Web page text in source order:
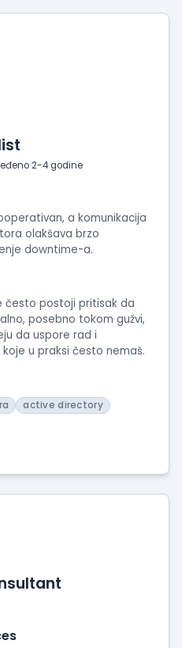
2-4 godine
a komunikacija
olakšava brzo
downtime-a.
često postoji pritisak da
posebno tokom gužvi,
da uspore rad i
u praksi često nemaš.
active directory